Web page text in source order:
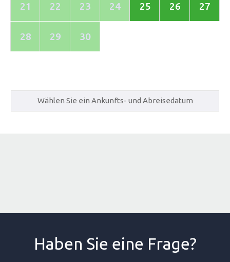
21 22 23 24 25 26 27
28 29 30
Haben Sie eine Frage?